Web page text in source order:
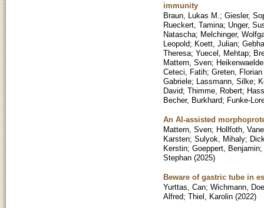
immunity
Braun, Lukas M. ; Giesler,
Rueckert, Tamina; Unger,
Natascha; Melchinger,
Leopold; Koett, Julian;
Theresa; Yuecel, Mehtap;
Mattern, Sven;
Ceteci, Fatih; Greten, Florian
Gabriele; Lassmann, Silke;
David; Thimme, Robert;
Becher, Burkhard; Funke-
An AI-assisted
Mattern, Sven; Hollfoth,
Karsten; Sulyok, Mihaly;
Kerstin; Goeppert, Benjamin;
Stephan (2025)
Beware of gastric tube in
Yurttas, Can; Wichmann,
Alfred; Thiel, Karolin (2022)